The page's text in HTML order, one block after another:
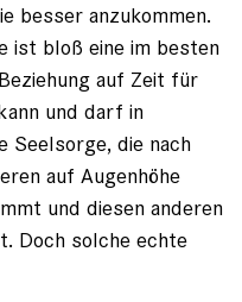
besser anzukommen.
ist bloß eine im besten
auf Zeit für
und darf in
Seelsorge, die nach
auf Augenhöhe
und diesen anderen
Doch solche echte